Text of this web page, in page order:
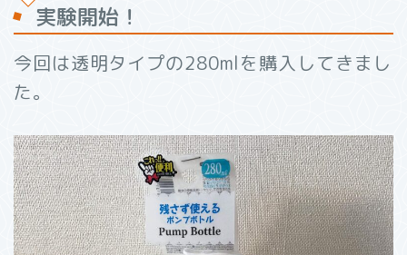
実験開始！
今回は透明タイプの280mlを購入してきまし
た。